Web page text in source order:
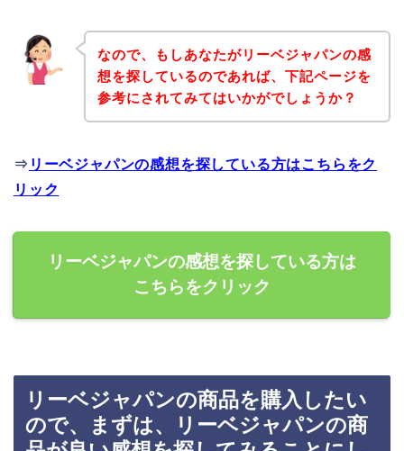
なので、もしあなたがリーベジャパンの感
想を探しているのであれば、下記ページを
参考にされてみてはいかがでしょうか？
⇒ リーベジャパンの感想を探している方はこちらをク
リック
リーベジャパンの感想を探している方は
こちらをクリック
リーベジャパンの商品を購入したい
ので、まずは、リーベジャパンの商